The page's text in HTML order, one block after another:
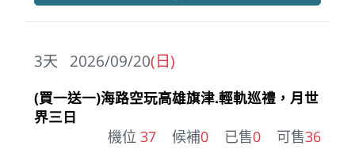
2026/09/20(日)
3天
(買一送一)海路空玩高雄旗津.輕軌巡禮，月世
界三日
機位 37 候補0 已售0 可售36